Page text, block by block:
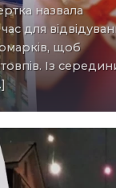
для
щоб
Із